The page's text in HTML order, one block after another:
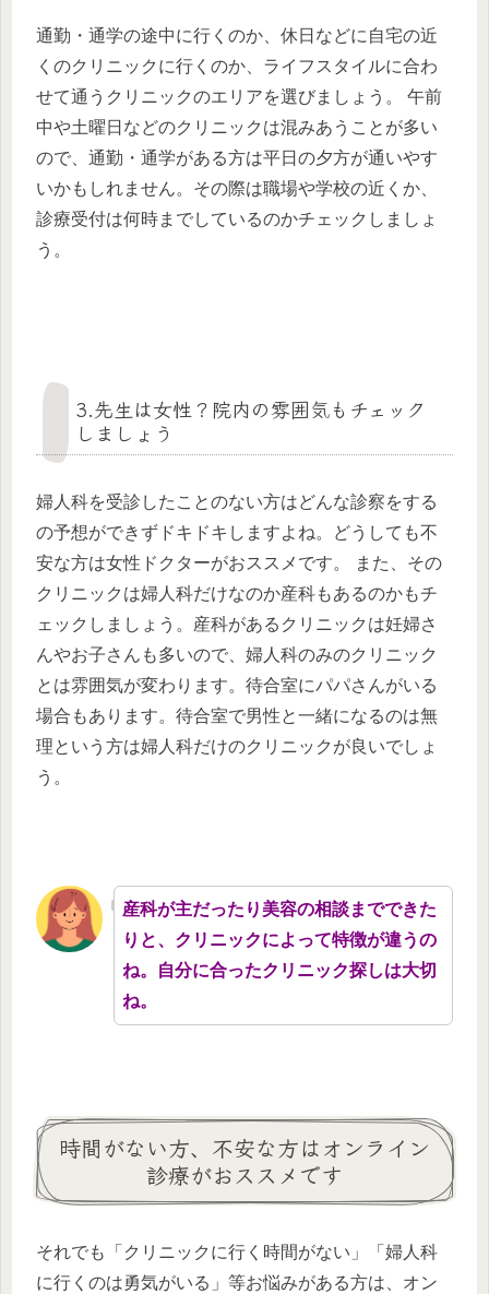
通勤・通学の途中に行くのか、休日などに自宅の近
くのクリニックに行くのか、ライフスタイルに合わ
せて通うクリニックのエリアを選びましょう。 午前
中や土曜日などのクリニックは混みあうことが多い
ので、通勤・通学がある方は平日の夕方が通いやす
いかもしれません。その際は職場や学校の近くか、
診療受付は何時までしているのかチェックしましょ
う。
3.先生は女性？院内の雰囲気もチェック
しましょう
婦人科を受診したことのない方はどんな診察をする
の予想ができずドキドキしますよね。どうしても不
安な方は女性ドクターがおススメです。 また、その
クリニックは婦人科だけなのか産科もあるのかもチ
ェックしましょう。産科があるクリニックは妊婦さ
んやお子さんも多いので、婦人科のみのクリニック
とは雰囲気が変わります。待合室にパパさんがいる
場合もあります。待合室で男性と一緒になるのは無
理という方は婦人科だけのクリニックが良いでしょ
う。
産科が主だったり美容の相談までできた
りと、クリニックによって特徴が違うの
ね。自分に合ったクリニック探しは大切
ね。
時間がない方、不安な方はオンライン
診療がおススメです
それでも「クリニックに行く時間がない」「婦人科
に行くのは勇気がいる」等お悩みがある方は、オン